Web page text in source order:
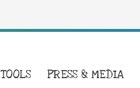
TOOLS PRESS & MEDIA